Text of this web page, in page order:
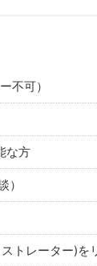
不可）
な方
）
トレーター)を